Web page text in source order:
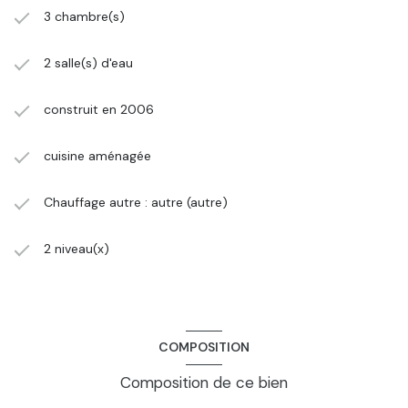
3 chambre(s)
2 salle(s) d'eau
construit en 2006
cuisine aménagée
Chauffage autre : autre (autre)
2 niveau(x)
COMPOSITION
Composition de ce bien